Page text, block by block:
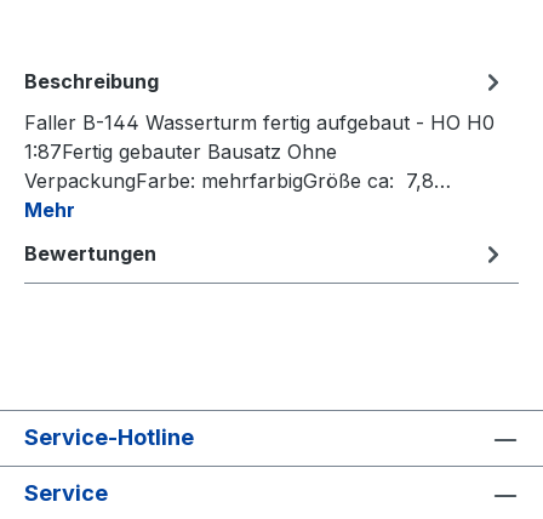
Beschreibung
Faller B-144 Wasserturm fertig aufgebaut - HO H0
1:87Fertig gebauter Bausatz Ohne
VerpackungFarbe: mehrfarbigGröße ca: 7,8…
Mehr
Bewertungen
Service-Hotline
Service